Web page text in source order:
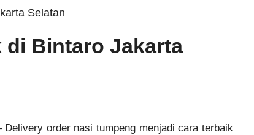
Selatan
di Bintaro Jakarta
Delivery order nasi tumpeng menjadi cara terbaik